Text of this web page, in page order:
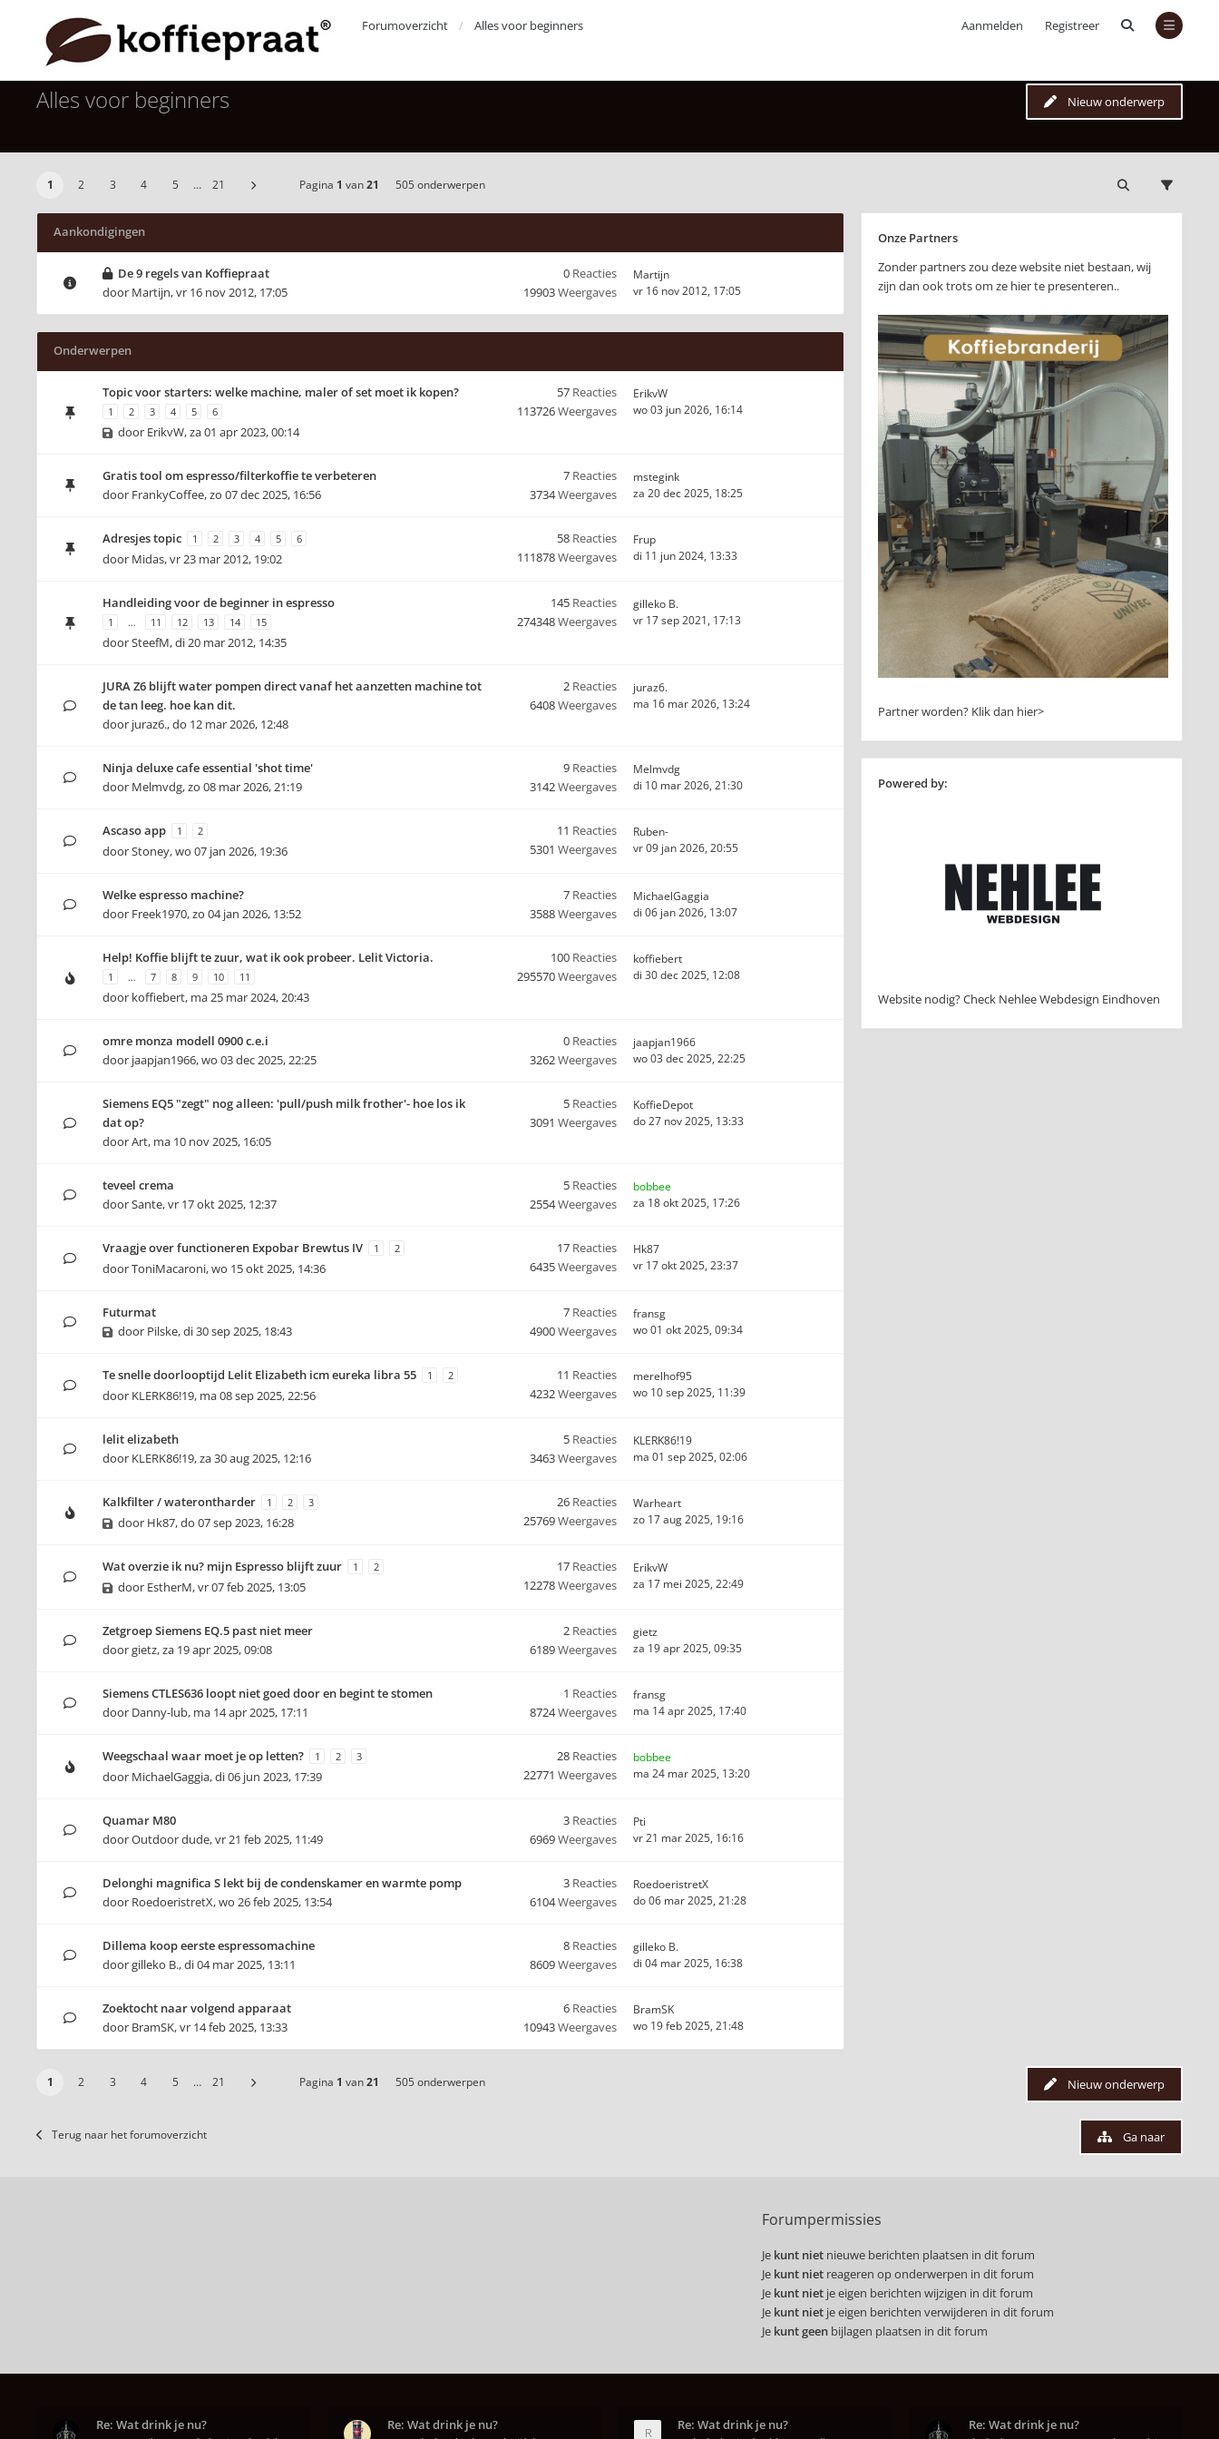
Aanmelden Registreer
Forumoverzicht Alles voor beginners
Alles voor beginners Nieuw onderwerp
1 2 3 4 5 … 21 Pagina 1 van21 505 onderwerpen
Aankondigingen
De 9 regels van Koffiepraat
door Martijn,vr 16 nov 2012, 17:05
0 Reacties
19903Weergaves
Martijn
vr 16 nov 2012, 17:05
Onderwerpen
Topic voor starters: welke machine, maler of set moet ik kopen?
1 2 3 4 5 6
door ErikvW,za 01 apr 2023, 00:14
57 Reacties
113726Weergaves
ErikvW
wo 03 jun 2026, 16:14
Gratis tool om espresso/filterkoffie te verbeteren
door FrankyCoffee,zo 07 dec 2025, 16:56
7 Reacties
3734Weergaves
mstegink
za 20 dec 2025, 18:25
Adresjes topic 1 2 3 4 5 6
door Midas,vr 23 mar 2012, 19:02
58 Reacties
111878Weergaves
Frup
di 11 jun 2024, 13:33
Handleiding voor de beginner in espresso
1 … 11 12 13 14 15
doorSteefM,di 20 mar 2012, 14:35
145 Reacties
274348Weergaves
gilleko B.
vr 17 sep 2021, 17:13
JURA Z6 blijft water pompen direct vanaf het aanzetten machine tot
de tan leeg. hoe kan dit.
door juraz6.,do 12 mar 2026, 12:48
2 Reacties
6408Weergaves
juraz6.
ma 16 mar 2026, 13:24
Ninja deluxe cafe essential 'shot time'
door Melmvdg,zo 08 mar 2026, 21:19
9 Reacties
3142Weergaves
Melmvdg
di 10 mar 2026, 21:30
Ascaso app 1 2
doorStoney,wo 07 jan 2026, 19:36
11 Reacties
5301 Weergaves
Ruben-
vr 09 jan 2026, 20:55
Welke espresso machine?
door Freek1970,zo 04 jan 2026, 13:52
7 Reacties
3588Weergaves
MichaelGaggia
di 06 jan 2026, 13:07
Help! Koffie blijft te zuur, wat ik ook probeer. Lelit Victoria.
1 … 7 8 9 10 11
door koffiebert, ma 25 mar 2024, 20:43
100 Reacties
295570Weergaves
koffiebert
di 30 dec 2025, 12:08
omre monza modell 0900 c.e.i
door jaapjan1966,wo 03 dec 2025, 22:25
0 Reacties
3262Weergaves
jaapjan1966
wo 03 dec 2025, 22:25
Siemens EQ5 "zegt" nog alleen: 'pull/push milk frother'- hoe los ik
dat op?
doorArt, ma 10 nov 2025, 16:05
5 Reacties
3091 Weergaves
KoffieDepot
do 27 nov 2025, 13:33
teveel crema
doorSante,vr 17 okt 2025, 12:37
5 Reacties
2554Weergaves
bobbee
za 18 okt 2025, 17:26
Vraagje over functioneren Expobar Brewtus IV 1 2
doorToniMacaroni,wo 15 okt 2025, 14:36
17 Reacties
6435Weergaves
Hk87
vr 17 okt 2025, 23:37
Futurmat
door Pilske,di 30 sep 2025, 18:43
7 Reacties
4900Weergaves
fransg
wo 01 okt 2025, 09:34
Te snelle doorlooptijd Lelit Elizabeth icm eureka libra 55 1 2
door KLERK86!19, ma 08 sep 2025, 22:56
11 Reacties
4232Weergaves
merelhof95
wo 10 sep 2025, 11:39
lelit elizabeth
door KLERK86!19,za 30 aug 2025, 12:16
5 Reacties
3463Weergaves
KLERK86!19
ma 01 sep 2025, 02:06
Kalkfilter / waterontharder 1 2 3
door Hk87,do 07 sep 2023, 16:28
26 Reacties
25769Weergaves
Warheart
zo 17 aug 2025, 19:16
Wat overzie ik nu? mijn Espresso blijft zuur 1 2
door EstherM,vr 07 feb 2025, 13:05
17 Reacties
12278Weergaves
ErikvW
za 17 mei 2025, 22:49
Zetgroep Siemens EQ.5 past niet meer
doorgietz,za 19 apr 2025, 09:08
2 Reacties
6189Weergaves
gietz
za 19 apr 2025, 09:35
Siemens CTLES636 loopt niet goed door en begint te stomen
door Danny-lub, ma 14 apr 2025, 17:11
1 Reacties
8724Weergaves
fransg
ma 14 apr 2025, 17:40
Weegschaal waar moet je op letten? 1 2 3
door MichaelGaggia,di 06 jun 2023, 17:39
28 Reacties
22771 Weergaves
bobbee
ma 24 mar 2025, 13:20
Quamar M80
doorOutdoor dude,vr 21 feb 2025, 11:49
3 Reacties
6969Weergaves
Pti
vr 21 mar 2025, 16:16
Delonghi magnifica S lekt bij de condenskamer en warmte pomp
door RoedoeristretX,wo 26 feb 2025, 13:54
3 Reacties
6104Weergaves
RoedoeristretX
do 06 mar 2025, 21:28
Dillema koop eerste espressomachine
doorgilleko B.,di 04 mar 2025, 13:11
8 Reacties
8609Weergaves
gilleko B.
di 04 mar 2025, 16:38
Zoektocht naar volgend apparaat
door BramSK,vr 14 feb 2025, 13:33
6 Reacties
10943Weergaves
BramSK
wo 19 feb 2025, 21:48
Onze Partners
Zonder partners zou deze website niet bestaan, wij
zijn dan ook trots om ze hier te presenteren..
Partner worden? Klik dan hier>
Powered by:
Website nodig? Check Nehlee Webdesign Eindhoven
Nieuw onderwerp
1 2 3 4 5 … 21 Pagina 1 van21 505 onderwerpen
Terug naar het forumoverzicht Ga naar
Forumpermissies
Je kunt niet nieuwe berichten plaatsen in dit forum
Je kunt niet reageren op onderwerpen in dit forum
Je kunt niet je eigen berichten wijzigen in dit forum
Je kunt niet je eigen berichten verwijderen in dit forum
Je kunt geen bijlagen plaatsen in dit forum
Re: Wat drink je nu?
Re: Wat drink je nu?
Re: Wat drink je nu?
Re: Wat drink je nu?